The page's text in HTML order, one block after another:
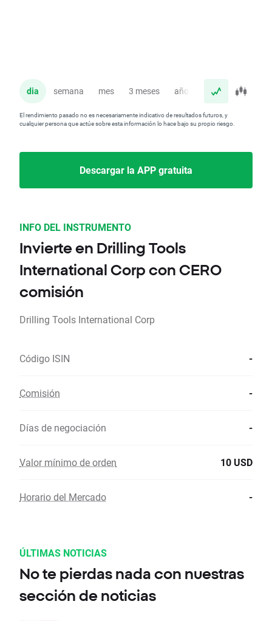
dia semana mes 3 meses año
El rendimiento pasado no es necesariamente indicativo de resultados futuros, y
cualquier persona que actúe sobre esta información lo hace bajo su propio riesgo.
Descargar la APP gratuita
INFO DEL INSTRUMENTO
Invierte en Drilling Tools
International Corp con CERO
comisión
Drilling Tools International Corp
Código ISIN -
Comisión -
Días de negociación -
Valor mínimo de orden 10 USD
Horario del Mercado -
ÚLTIMAS NOTICIAS
No te pierdas nada con nuestras
sección de noticias